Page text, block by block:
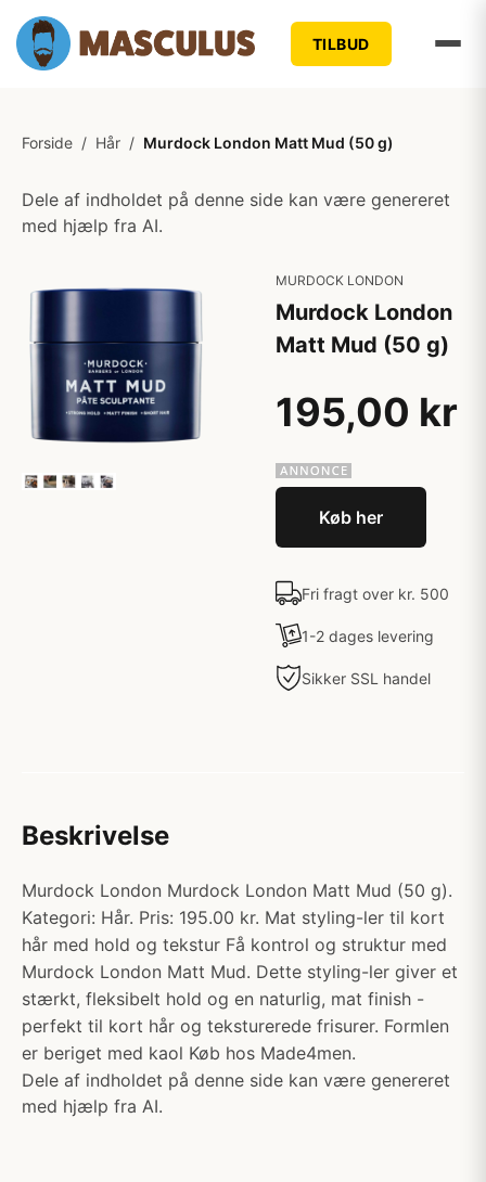
TILBUD
Forside / Hår / Murdock London Matt Mud (50 g)
Dele af indholdet på denne side kan være genereret
med hjælp fra AI.
MURDOCK LONDON
Murdock London
Matt Mud (50 g)
195,00 kr
Køb her
Fri fragt over kr. 500
1-2 dages levering
Sikker SSL handel
Beskrivelse
Murdock London Murdock London Matt Mud (50 g).
Kategori: Hår. Pris: 195.00 kr. Mat styling-ler til kort
hår med hold og tekstur Få kontrol og struktur med
Murdock London Matt Mud. Dette styling-ler giver et
stærkt, fleksibelt hold og en naturlig, mat finish -
perfekt til kort hår og teksturerede frisurer. Formlen
er beriget med kaol Køb hos Made4men.
Dele af indholdet på denne side kan være genereret
med hjælp fra AI.